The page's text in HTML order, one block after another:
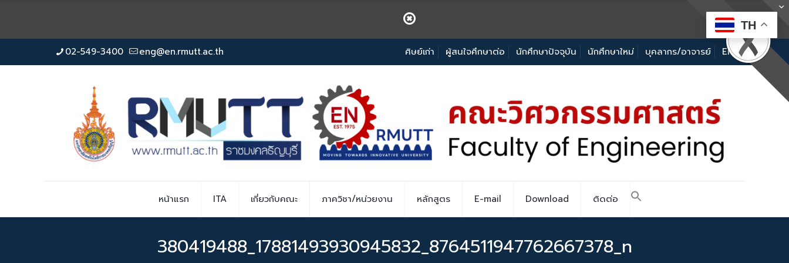
02-549-3400 eng@en.rmutt.ac.th ศิษย์เก่า ผู้สนใจศึกษาต่อ นักศึกษาปัจจุบัน นักศึกษาใหม่ บุคลากร/อาจารย์ EN
หน้าแรก ITA เกี่ยวกับคณะ ภาควิชา/หน่วยงาน หลักสูตร E-mail Download ติดต่อ
380419488_17881493930945832_8764511947762667378_n
TH